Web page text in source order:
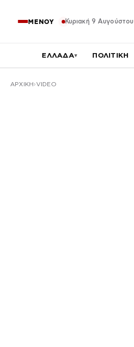
ΜΕΝΟΥ Κυριακή 9
ΕΛΛΑΔΑ▾ ΠΟΛΙΤΙΚΗ
ΑΡΧΙΚΉ VIDEO